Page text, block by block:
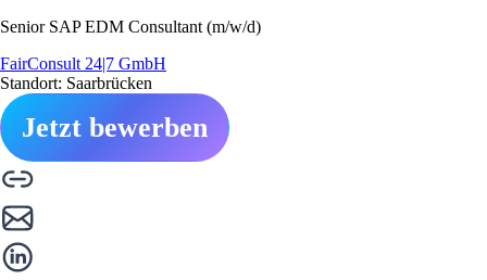
Senior SAP EDM Consultant (m/w/d)
FairConsult 24|7 GmbH
Standort: Saarbrücken
Jetzt bewerben